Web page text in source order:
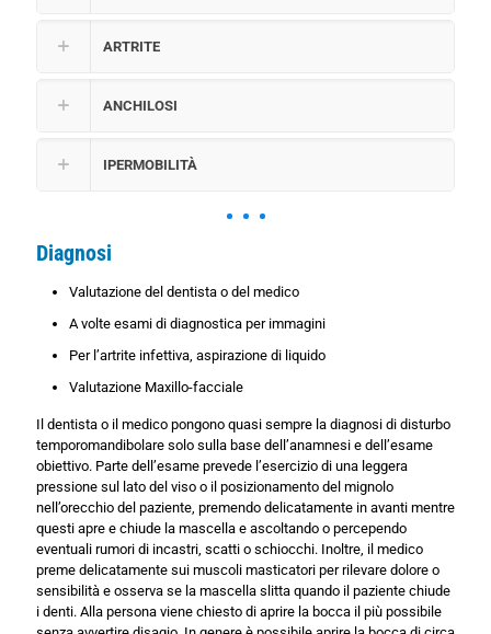
ARTRITE
ANCHILOSI
IPERMOBILITÀ
Diagnosi
Valutazione del dentista o del medico
A volte esami di diagnostica per immagini
Per l’artrite infettiva, aspirazione di liquido
Valutazione Maxillo-facciale
Il dentista o il medico pongono quasi sempre la diagnosi di disturbo
temporomandibolare solo sulla base dell’anamnesi e dell’esame
obiettivo. Parte dell’esame prevede l’esercizio di una leggera
pressione sul lato del viso o il posizionamento del mignolo
nell’orecchio del paziente, premendo delicatamente in avanti mentre
questi apre e chiude la mascella e ascoltando o percependo
eventuali rumori di incastri, scatti o schiocchi. Inoltre, il medico
preme delicatamente sui muscoli masticatori per rilevare dolore o
sensibilità e osserva se la mascella slitta quando il paziente chiude
i denti. Alla persona viene chiesto di aprire la bocca il più possibile